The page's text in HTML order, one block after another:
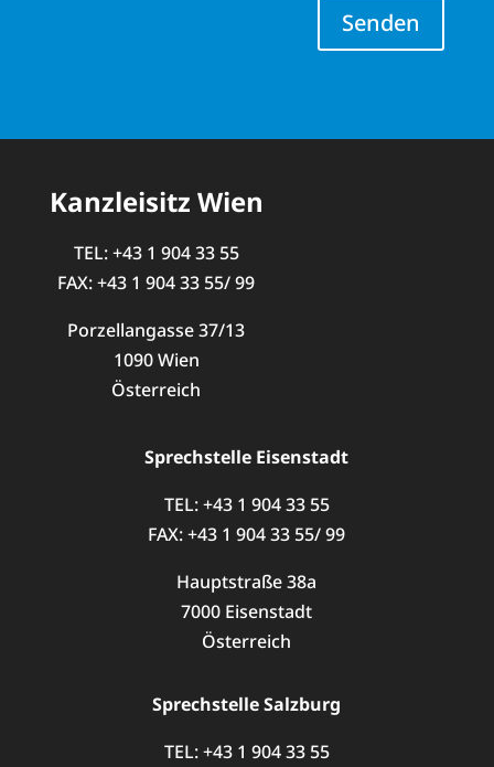
Senden
Kanzleisitz Wien
TEL: +43 1 904 33 55
FAX: +43 1 904 33 55/ 99
Porzellangasse 37/13
1090 Wien
Österreich
Sprechstelle Eisenstadt
TEL: +43 1 904 33 55
FAX: +43 1 904 33 55/ 99
Hauptstraße 38a
7000 Eisenstadt
Österreich
Sprechstelle Salzburg
TEL: +43 1 904 33 55